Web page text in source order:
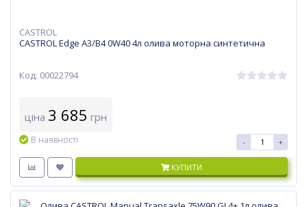
CASTROL
CASTROL Edge A3/B4 0W40 4л олива моторна синтетична
Код: 00022794
ціна 3 685 грн
В наявності - +
КУПИТИ